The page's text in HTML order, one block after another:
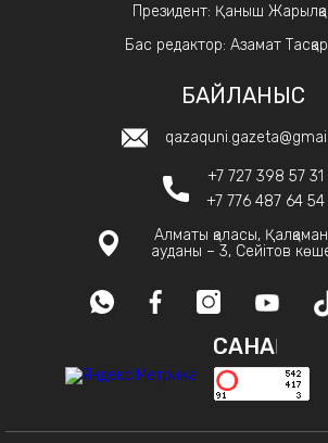
Президент: Қаныш
Бас редактор: Азамат
БАЙЛАНЫС
+7 727 398 57 31
+7 776 487 64 54
Алматы қаласы,
ауданы – 3, Сейітов
САНАҚ